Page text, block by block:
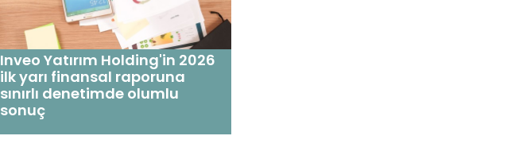
Inveo Yatırım Holding'in 2026
ilk yarı finansal raporuna
sınırlı denetimde olumlu
sonuç